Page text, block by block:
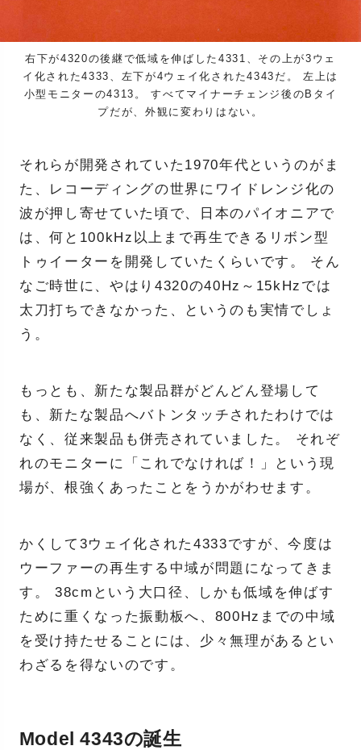
右下が4320の後継で低域を伸ばした4331、その上が3ウェ
イ化された4333、左下が4ウェイ化された4343だ。 左上は
小型モニターの4313。 すべてマイナーチェンジ後のBタイ
プだが、外観に変わりはない。
それらが開発されていた1970年代というのがま
た、レコーディングの世界にワイドレンジ化の
波が押し寄せていた頃で、日本のパイオニアで
は、何と100kHz以上まで再生できるリボン型
トゥイーターを開発していたくらいです。 そん
なご時世に、やはり4320の40Hz～15kHzでは
太刀打ちできなかった、というのも実情でしょ
う。
もっとも、新たな製品群がどんどん登場して
も、新たな製品へバトンタッチされたわけでは
なく、従来製品も併売されていました。 それぞ
れのモニターに「これでなければ！」という現
場が、根強くあったことをうかがわせます。
かくして3ウェイ化された4333ですが、今度は
ウーファーの再生する中域が問題になってきま
す。 38cmという大口径、しかも低域を伸ばす
ために重くなった振動板へ、800Hzまでの中域
を受け持たせることには、少々無理があるとい
わざるを得ないのです。
Model 4343の誕生